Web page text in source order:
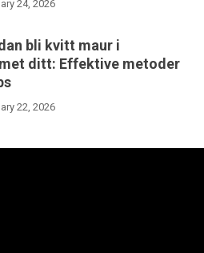
24, 2026
bli kvitt maur i
ditt: Effektive metoder
22, 2026